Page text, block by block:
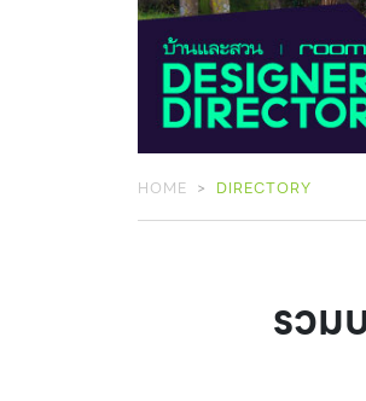
HOME DIRECTORY
รวม